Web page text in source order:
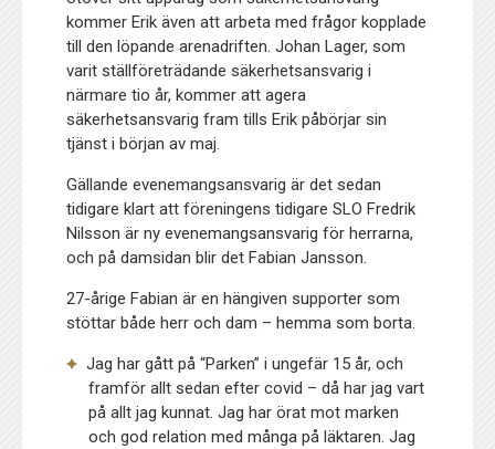
kommer Erik även att arbeta med frågor kopplade
till den löpande arenadriften. Johan Lager, som
varit ställföreträdande säkerhetsansvarig i
närmare tio år, kommer att agera
säkerhetsansvarig fram tills Erik påbörjar sin
tjänst i början av maj.
Gällande evenemangsansvarig är det sedan
tidigare klart att föreningens tidigare SLO Fredrik
Nilsson är ny evenemangsansvarig för herrarna,
och på damsidan blir det Fabian Jansson.
27-årige Fabian är en hängiven supporter som
stöttar både herr och dam – hemma som borta.
Jag har gått på “Parken” i ungefär 15 år, och
framför allt sedan efter covid – då har jag vart
på allt jag kunnat. Jag har örat mot marken
och god relation med många på läktaren. Jag